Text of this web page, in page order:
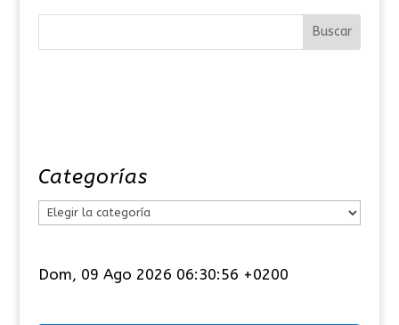
Categorías
e
Dom, 09 Ago 2026 06:30:56 +0200